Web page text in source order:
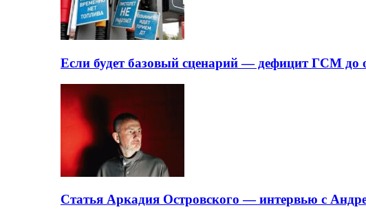
Если будет базовый сценарий — дефицит ГСМ до
Статья Аркадия Островского — интервью с